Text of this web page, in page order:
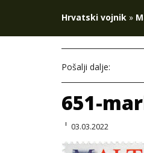
Hrvatski vojnik »
Pošalji dalje:
651-
03.03.2022